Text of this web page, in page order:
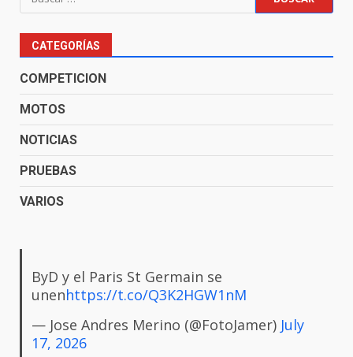
CATEGORÍAS
COMPETICION
MOTOS
NOTICIAS
PRUEBAS
VARIOS
ByD y el Paris St Germain se
unenhttps://t.co/Q3K2HGW1nM
— Jose Andres Merino (@FotoJamer) July
17, 2026